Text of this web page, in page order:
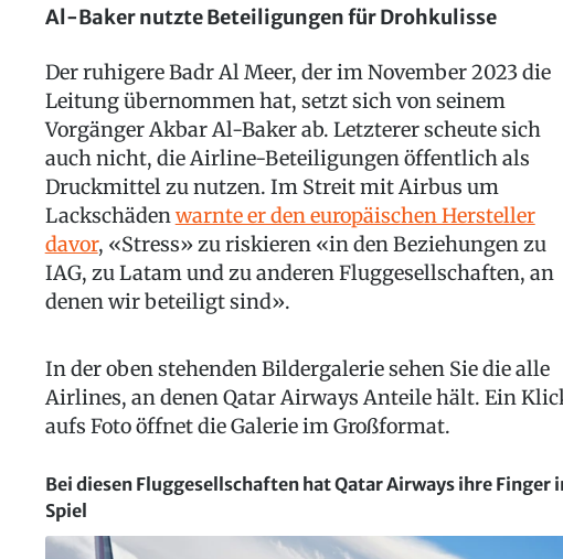
Al-Baker nutzte Beteiligungen für Drohkulisse
Der ruhigere Badr Al Meer, der im November 2023 die
Leitung übernommen hat, setzt sich von seinem
Vorgänger Akbar Al-Baker ab. Letzterer scheute sich
auch nicht, die Airline-Beteiligungen öffentlich als
Druckmittel zu nutzen. Im Streit mit Airbus um
Lackschädenwarnte er den europäischen Hersteller
davor, «Stress» zu riskieren «in den Beziehungen zu
IAG, zu Latam und zu anderen Fluggesellschaften, an
denen wir beteiligt sind».
In der oben stehenden Bildergalerie sehen Sie die alle
Airlines, an denen Qatar Airways Anteile hält. Ein
aufs Foto öffnet die Galerie im Großformat.
Bei diesen Fluggesellschaften hat Qatar Airways ihre Finger
Spiel